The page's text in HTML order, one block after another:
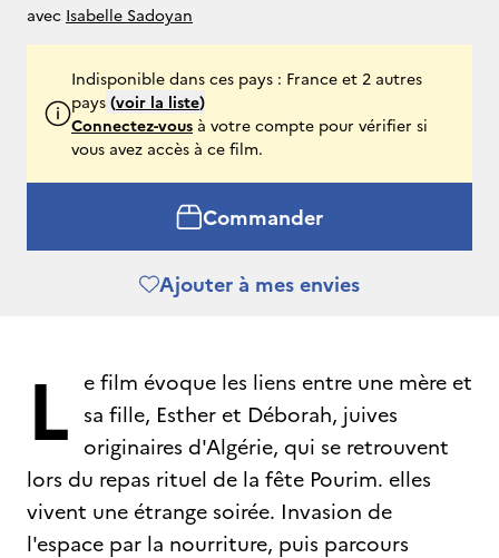
avec Isabelle Sadoyan
Indisponible dans ces pays : France et 2 autres
pays (voir la liste)
Connectez-vous à votre compte pour vérifier si
vous avez accès à ce film.
Commander
Ajouter à mes envies
L e film évoque les liens entre une mère et
sa fille, Esther et Déborah, juives
originaires d'Algérie, qui se retrouvent
lors du repas rituel de la fête Pourim. elles
vivent une étrange soirée. Invasion de
l'espace par la nourriture, puis parcours